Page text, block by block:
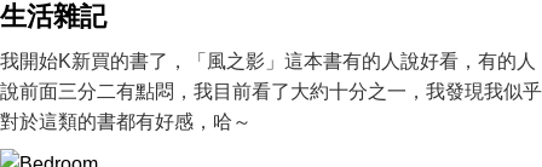
生活雜記
我開始K新買的書了，「風之影」這本書有的人說好看，有的人
說前面三分二有點悶，我目前看了大約十分之一，我發現我似乎
對於這類的書都有好感，哈～